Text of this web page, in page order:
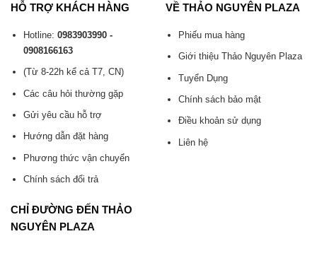
HỖ TRỢ KHÁCH HÀNG
Hotline: 0983903990 -
0908166163
(Từ 8-22h kể cả T7, CN)
Các câu hỏi thường gặp
Gửi yêu cầu hỗ trợ
Hướng dẫn đặt hàng
Phương thức vận chuyển
Chính sách đổi trả
VỀ THẢO NGUYÊN PLAZA
Phiếu mua hàng
Giới thiệu Thảo Nguyên Plaza
Tuyển Dụng
Chính sách bảo mật
Điều khoản sử dụng
Liên hệ
CHỈ ĐƯỜNG ĐẾN THẢO
NGUYÊN PLAZA